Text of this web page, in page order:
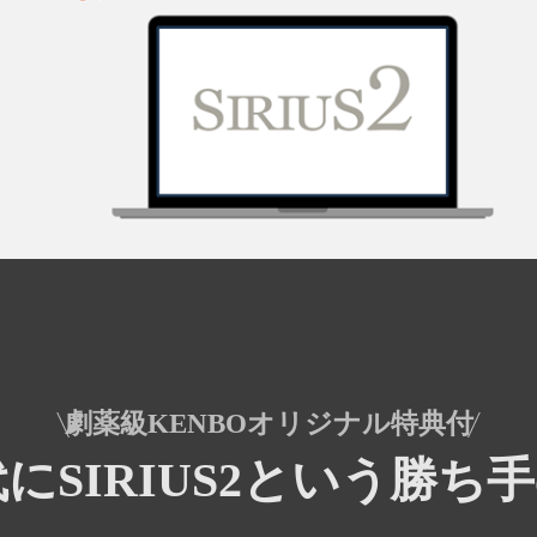
劇薬級KENBOオリジナル特典付
SIRIUS2という勝ち